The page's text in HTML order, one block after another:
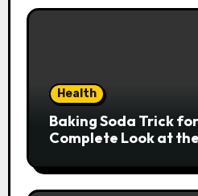
Health
Baking Soda Trick
Complete Look at